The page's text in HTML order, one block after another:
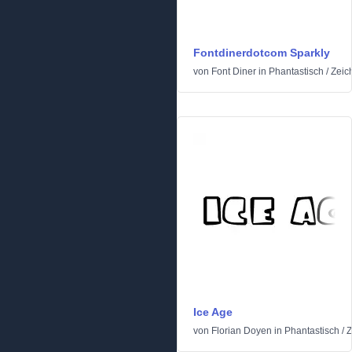
Fontdinerdotcom Sparkly
von Font Diner in Phantastisch /
Ice Age
von Florian Doyen in Phantastisch /